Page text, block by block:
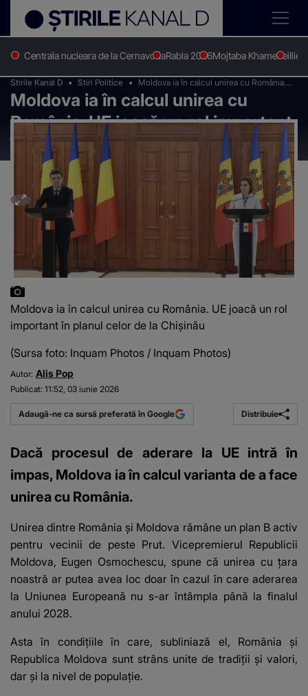
Centrala nucleara de la CernavodaRabla 2026Mojtaba KhameneiIlie
Stirile Kanal D Stiri Politice
Moldova ia în calcul unirea cu România.
UE joacă un rol important în planul celor
de la Chișinău
Moldova ia în calcul unirea cu
România. UE joacă un rol important
în planul celor de la Chișinău
Moldova ia în calcul unirea cu România. UE joacă un rol
important în planul celor de la Chișinău
(Sursa foto: Inquam Photos / Inquam Photos)
Autor: Alis Pop
Publicat: 11:52, 03 iunie 2026
Adaugă-ne ca sursă preferată în Google Distribuie
Dacă procesul de aderare la UE intră în
impas, Moldova ia în calcul varianta de a face
unirea cu România.
Unirea dintre România și Moldova rămâne un plan B activ
pentru vecinii de peste Prut. Vicepremierul Republicii
Moldova, Eugen Osmochescu, spune că unirea cu țara
noastră ar putea avea loc doar în cazul în care aderarea
la Uniunea Europeană nu s-ar întâmpla până la finalul
anului 2028.
Asta în condițiile în care, subliniază el, România și
Republica Moldova sunt strâns unite de tradiții și valori,
dar și la nivel de populație.